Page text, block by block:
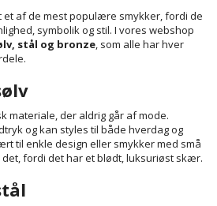
af de mest populære smykker, fordi de
symbolik og stil. I vores webshop
stål og bronze , som alle har hver
materiale, der aldrig går af mode.
og kan styles til både hverdag og
til enkle design eller smykker med små
fordi det har et blødt, luksuriøst skær.